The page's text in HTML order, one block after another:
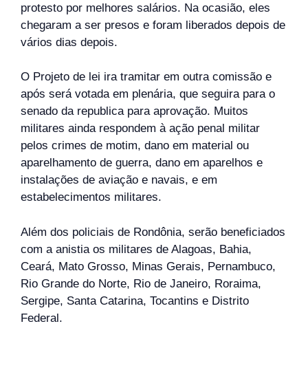
protesto por melhores salários. Na ocasião, eles
chegaram a ser presos e foram liberados depois de
vários dias depois.
O Projeto de lei ira tramitar em outra comissão e
após será votada em plenária, que seguira para o
senado da republica para aprovação. Muitos
militares ainda respondem à ação penal militar
pelos crimes de motim, dano em material ou
aparelhamento de guerra, dano em aparelhos e
instalações de aviação e navais, e em
estabelecimentos militares.
Além dos policiais de Rondônia, serão beneficiados
com a anistia os militares de Alagoas, Bahia,
Ceará, Mato Grosso, Minas Gerais, Pernambuco,
Rio Grande do Norte, Rio de Janeiro, Roraima,
Sergipe, Santa Catarina, Tocantins e Distrito
Federal.